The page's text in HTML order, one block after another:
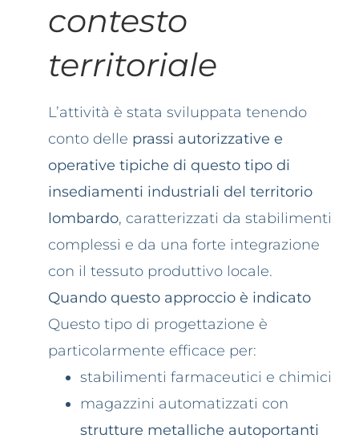
contesto
territoriale
L’attività è stata sviluppata tenendo
conto delle prassi autorizzative e
operative tipiche di questo tipo di
insediamenti industriali del territorio
lombardo, caratterizzati da stabilimenti
complessi e da una forte integrazione
con il tessuto produttivo locale.
Quando questo approccio è indicato
Questo tipo di progettazione è
particolarmente efficace per:
stabilimenti farmaceutici e chimici
magazzini automatizzati con
strutture metalliche autoportanti